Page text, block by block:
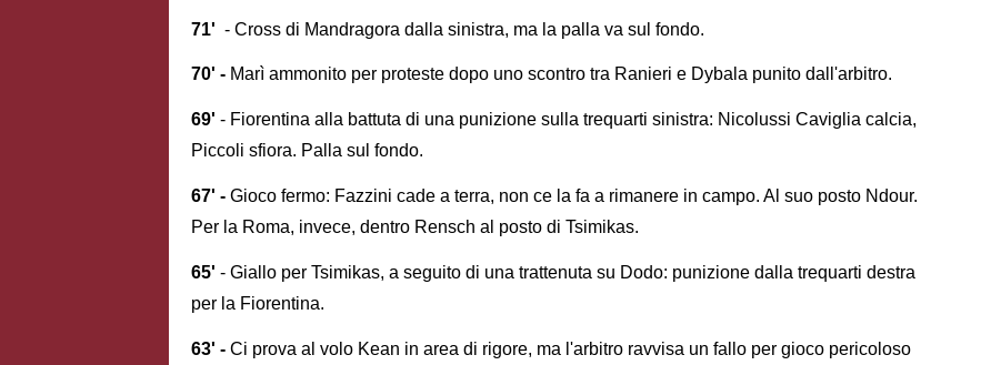
71' - Cross di Mandragora dalla sinistra, ma la palla va sul fondo.
70' - Marì ammonito per proteste dopo uno scontro tra Ranieri e Dybala punito dall'arbitro.
69' - Fiorentina alla battuta di una punizione sulla trequarti sinistra: Nicolussi Caviglia calcia,
Piccoli sfiora. Palla sul fondo.
67' - Gioco fermo: Fazzini cade a terra, non ce la fa a rimanere in campo. Al suo posto Ndour.
Per la Roma, invece, dentro Rensch al posto di Tsimikas.
65' - Giallo per Tsimikas, a seguito di una trattenuta su Dodo: punizione dalla trequarti destra
per la Fiorentina.
63' - Ci prova al volo Kean in area di rigore, ma l'arbitro ravvisa un fallo per gioco pericoloso